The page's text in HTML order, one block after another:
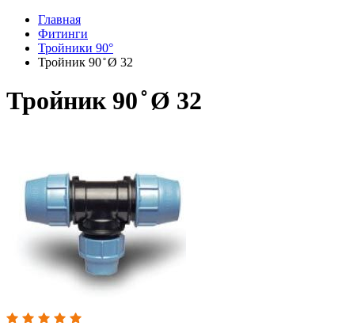
Главная
Фитинги
Тройники 90°
Тройник 90 ̊ Ø 32
Тройник 90 ̊ Ø 32